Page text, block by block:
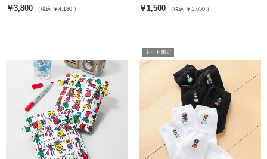
￥3,800 （税込 ￥4,180 ） ￥1,500 （税込 ￥1,650 ）
ネット限定